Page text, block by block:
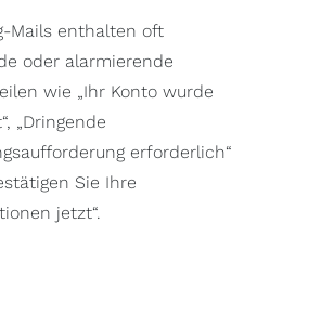
Mails enthalten oft
oder alarmierende
wie „Ihr Konto wurde
„Dringende
erforderlich“
Sie Ihre
jetzt“.